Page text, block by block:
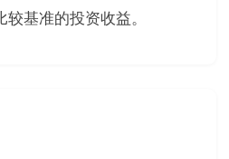
基准的投资收益。